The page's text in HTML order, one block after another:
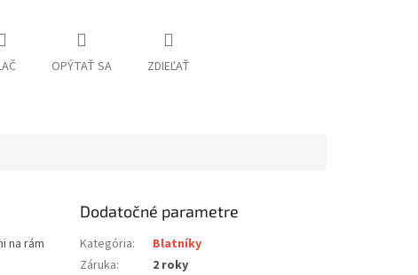
OPÝTAŤ SA ZDIEĽAŤ
na rám
Dodatočné parametre
Kategória:
Blatníky
Záruka: 2 roky